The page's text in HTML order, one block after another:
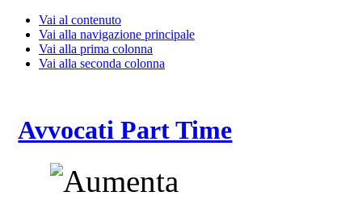
Vai al contenuto
Vai alla navigazione principale
Vai alla prima colonna
Vai alla seconda colonna
Avvocati Part Time